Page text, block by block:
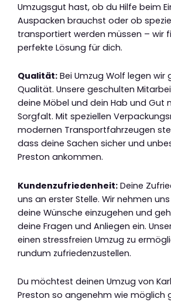
Umzugsgut hast, ob du Hilfe beim
Auspacken brauchst oder ob
transportiert werden müssen – wir
perfekte Lösung für dich.
Qualität: Bei Umzug Wolf legen wir
Qualität. Unsere geschulten
deine Möbel und dein Hab und Gut
Sorgfalt. Mit speziellen
modernen Transportfahrzeugen
dass deine Sachen sicher und
Preston ankommen.
Kundenzufriedenheit: Deine
uns an erster Stelle. Wir nehmen
deine Wünsche einzugehen und
deine Fragen und Anliegen ein.
einen stressfreien Umzug zu
rundum zufriedenzustellen.
Du möchtest deinen Umzug von
Preston so angenehm wie möglich